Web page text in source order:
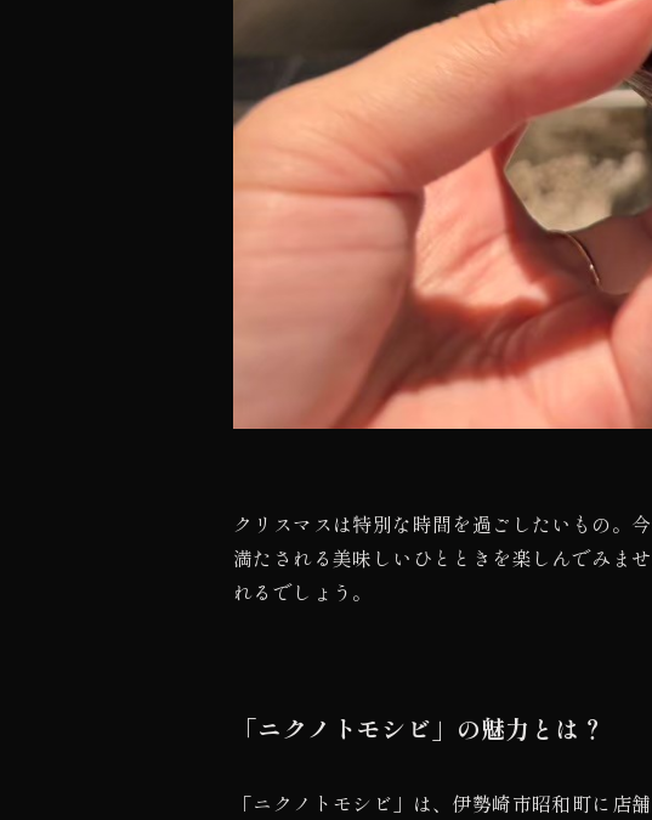
クリスマスは特別な時間を過ごしたいもの。
満たされる美味しいひとときを楽しんでみま
れるでしょう。
「ニクノトモシビ」の魅力とは？
「ニクノトモシビ」は、伊勢崎市昭和町に